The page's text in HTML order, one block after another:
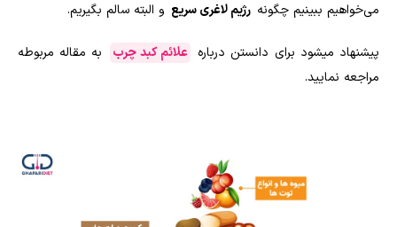
می‌خواهیم ببینیم چگونه رژیم لاغری سریع و البته سالم بگیریم.
پیشنهاد میشود برای دانستن درباره علائم کبد چرب
به مقاله مربوطه
مراجعه نمایید.